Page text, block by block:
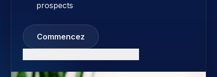
prospects
Commencez